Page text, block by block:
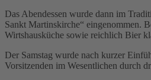
Das Abendessen wurde dann im
Sankt Martinskirche“ eingenommen.
Wirtshausküche sowie reichlich Bier
Der Samstag wurde nach kurzer
Vorsitzenden im Wesentlichen durch